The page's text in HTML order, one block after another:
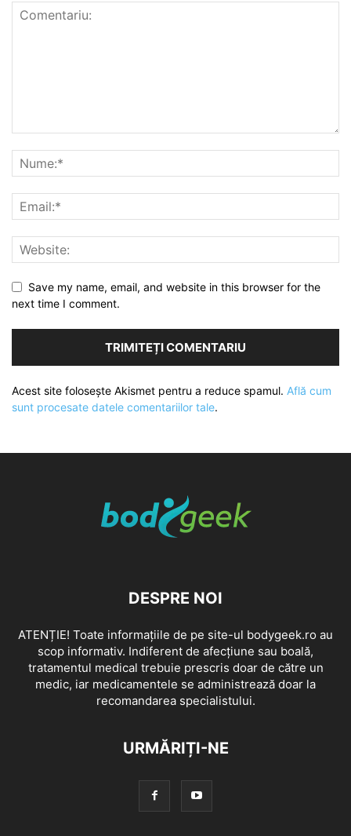
Save my name, email, and website in this browser for the
next time I comment.
Acest site folosește Akismet pentru a reduce spamul. Află cum
sunt procesate datele comentariilor tale.
DESPRE NOI
ATENȚIE! Toate informațiile de pe site-ul bodygeek.ro au
scop informativ. Indiferent de afecțiune sau boală,
tratamentul medical trebuie prescris doar de către un
medic, iar medicamentele se administrează doar la
recomandarea specialistului.
URMĂRIȚI-NE